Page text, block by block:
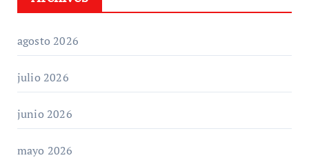
agosto 2026
julio 2026
junio 2026
mayo 2026